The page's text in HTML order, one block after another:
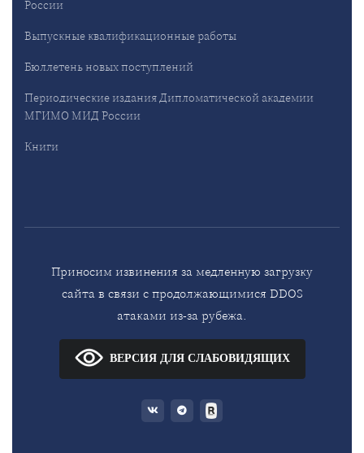
России
Выпускные квалификационные работы
Бюллетень новых поступлений
Периодические издания Дипломатической академии
МГИМО МИД России
Книги
Приносим извинения за медленную загрузку
сайта в связи с продолжающимися DDOS
атаками из-за рубежа.
ВЕРСИЯ ДЛЯ СЛАБОВИДЯЩИХ